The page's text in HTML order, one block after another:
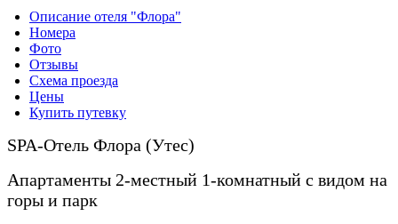
Описание отеля "Флора"
Номера
Фото
Отзывы
Схема проезда
Цены
Купить путевку
SPA-Отель Флора (Утес)
Апартаменты 2-местный 1-комнатный с видом на
горы и парк